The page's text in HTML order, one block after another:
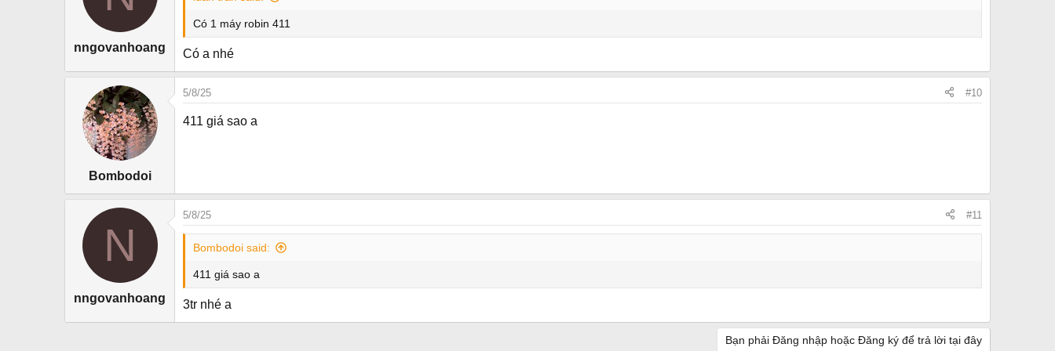
nngovanhoang
Có 1 máy robin 411
Có a nhé
Bombodoi
5/8/25 #10
411 giá sao a
N
nngovanhoang
5/8/25 #11
Bombodoi said:
411 giá sao a
3tr nhé a
Bạn phải Đăng nhập hoặc Đăng ký để trả lời tại đây